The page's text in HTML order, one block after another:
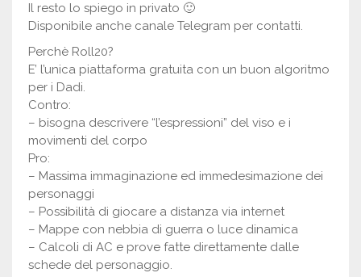
Il resto lo spiego in privato 🙂
Disponibile anche canale Telegram per contatti.
Perchè Roll20?
E’ l’unica piattaforma gratuita con un buon algoritmo
per i Dadi.
Contro:
– bisogna descrivere “l’espressioni” del viso e i
movimenti del corpo
Pro:
– Massima immaginazione ed immedesimazione dei
personaggi
– Possibilità di giocare a distanza via internet
– Mappe con nebbia di guerra o luce dinamica
– Calcoli di AC e prove fatte direttamente dalle
schede del personaggio.